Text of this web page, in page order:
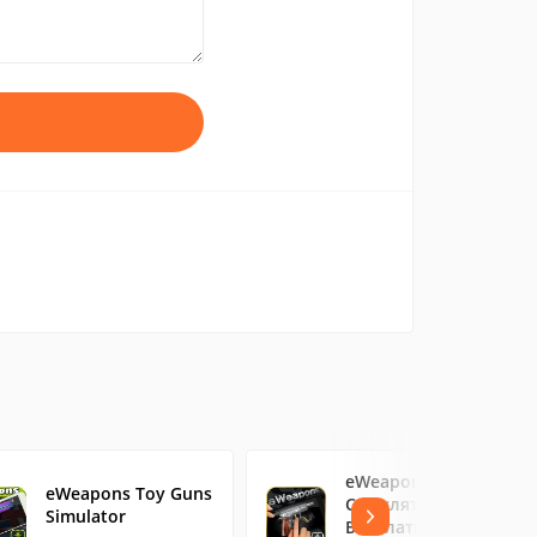
eWeapons Toy Guns
Simulator
eWeapons
Симулятор Оружия
Бесплатно